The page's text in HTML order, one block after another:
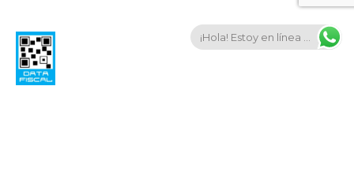
¡Hola! Estoy en línea ...